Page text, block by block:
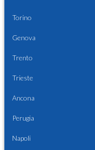
Torino
Genova
Trento
Trieste
Ancona
Perugia
Napoli